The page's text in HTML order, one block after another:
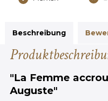
Beschreibung
"La Femme
Auguste"